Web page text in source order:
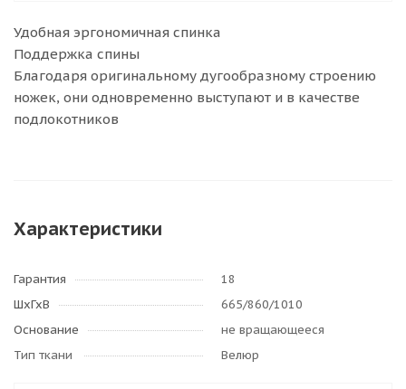
Удобная эргономичная спинка
Поддержка спины
Благодаря оригинальному дугообразному строению
ножек, они одновременно выступают и в качестве
подлокотников
Характеристики
Гарантия
18
ШхГхВ
665/860/1010
Основание
не вращающееся
Тип ткани
Велюр